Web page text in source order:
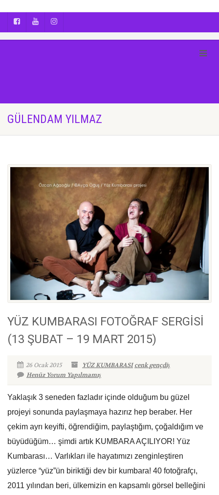
GÜLENDAM YILMAZ
YÜZ KUMBARASI FOTOĞRAF SERGİSİ
(13 ŞUBAT – 19 MART 2015)
26 Ocak 2015 YÜZ KUMBARASI cenk gençdiş
Henüz Yorum Yapılmamış
Yaklaşık 3 seneden fazladır içinde olduğum bu güzel
projeyi sonunda paylaşmaya hazırız hep beraber. Her
çekim ayrı keyifti, öğrendiğim, paylaştığım, çoğaldığım ve
büyüdüğüm… şimdi artık KUMBARA AÇILIYOR! Yüz
Kumbarası… Varlıkları ile hayatımızı zenginleştiren
yüzlerce “yüz”ün biriktiği dev bir kumbara! 40 fotoğrafçı,
2011 yılından beri, ülkemizin en kapsamlı görsel belleğini